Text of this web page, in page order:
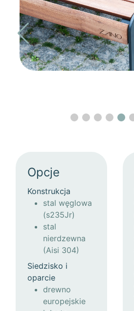
Opcje
Konstrukcja
stal węglowa
(s235Jr)
stal
nierdzewna
(Aisi 304)
Siedzisko i
oparcie
drewno
europejskie